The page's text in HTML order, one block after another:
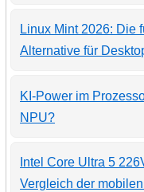
Linux Mint 2026: Die
Alternative für
KI-Power im
NPU?
Intel Core Ultra 5
Vergleich der